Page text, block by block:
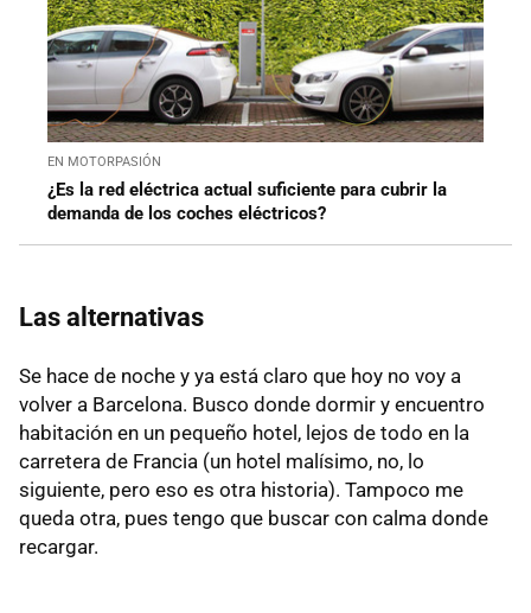
EN MOTORPASIÓN
¿Es la red eléctrica actual suficiente para cubrir la
demanda de los coches eléctricos?
Las alternativas
Se hace de noche y ya está claro que hoy no voy a
volver a Barcelona. Busco donde dormir y encuentro
habitación en un pequeño hotel, lejos de todo en la
carretera de Francia (un hotel malísimo, no, lo
siguiente, pero eso es otra historia). Tampoco me
queda otra, pues tengo que buscar con calma donde
recargar.